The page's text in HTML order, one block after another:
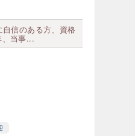
信のある方、資格
、当事...